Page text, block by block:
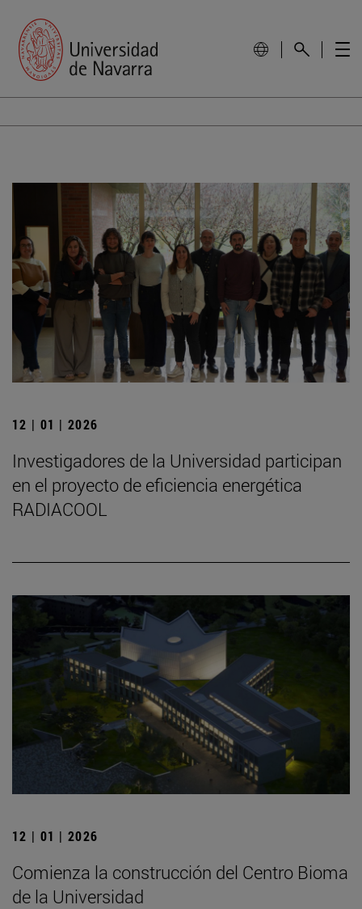
12 | 01 | 2026
Investigadores de la Universidad participan
en el proyecto de eficiencia energética
RADIACOOL
12 | 01 | 2026
Comienza la construcción del Centro Bioma
de la Universidad